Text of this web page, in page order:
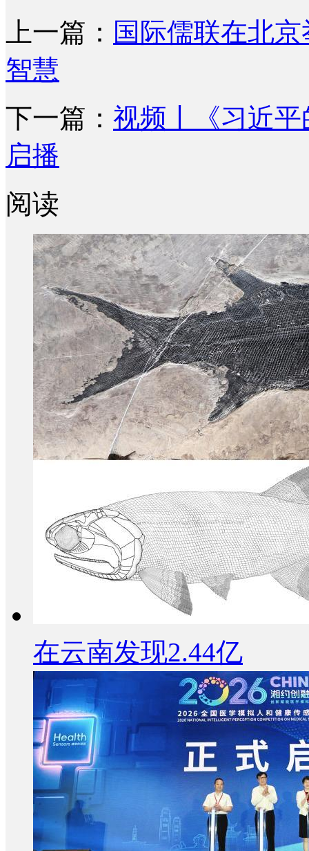
上一篇： 国际儒联在北
智慧
下一篇： 视频丨《习近
启播
阅读
在云南发现2.44亿